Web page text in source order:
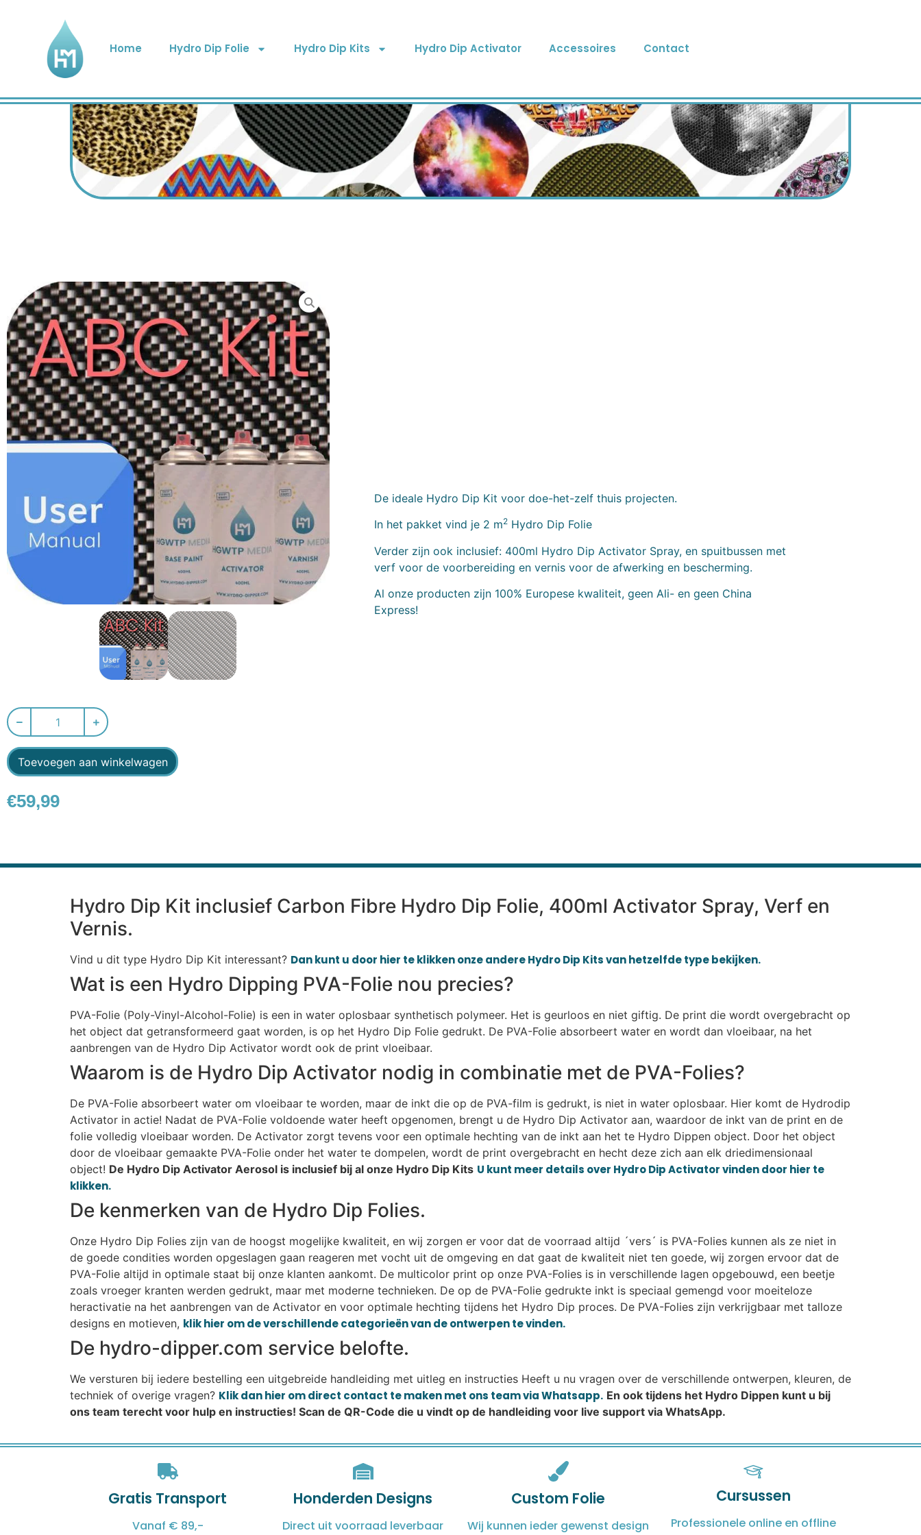
Home Hydro Dip Folie Hydro Dip Kits Hydro Dip Activator Accessoires Contact
Toevoegen aan winkelwagen
€59,99
De ideale Hydro Dip Kit voor doe-het-zelf thuis projecten.
In het pakket vind je 2 m2Hydro Dip Folie
Verder zijn ook inclusief: 400ml Hydro Dip Activator Spray, en spuitbussen met
verf voor de voorbereiding en vernis voor de afwerking en bescherming.
Al onze producten zijn 100% Europese kwaliteit, geen Ali- en geen China
Express!
Hydro Dip Kit inclusief Carbon Fibre Hydro Dip Folie, 400ml Activator Spray, Verf en
Vernis.
Vind u dit type Hydro Dip Kit interessant? Dan kunt u door hier te klikken onze andere Hydro Dip Kits van hetzelfde type bekijken.
Wat is een Hydro Dipping PVA-Folie nou precies?
PVA-Folie (Poly-Vinyl-Alcohol-Folie) is een in water oplosbaar synthetisch polymeer. Het is geurloos en niet giftig. De print die wordt overgebracht op
het object dat getransformeerd gaat worden, is op het Hydro Dip Folie gedrukt. De PVA-Folie absorbeert water en wordt dan vloeibaar, na het
aanbrengen van de Hydro Dip Activator wordt ook de print vloeibaar.
Waarom is de Hydro Dip Activator nodig in combinatie met de PVA-Folies?
De PVA-Folie absorbeert water om vloeibaar te worden, maar de inkt die op de PVA-film is gedrukt, is niet in water oplosbaar. Hier komt de Hydrodip
Activator in actie! Nadat de PVA-Folie voldoende water heeft opgenomen, brengt u de Hydro Dip Activator aan, waardoor de inkt van de print en de
folie volledig vloeibaar worden. De Activator zorgt tevens voor een optimale hechting van de inkt aan het te Hydro Dippen object. Door het object
door de vloeibaar gemaakte PVA-Folie onder het water te dompelen, wordt de print overgebracht en hecht deze zich aan elk driedimensionaal
object! De Hydro Dip Activator Aerosol is inclusief bij al onze Hydro Dip Kits U kunt meer details over Hydro Dip Activator vinden door hier te
klikken.
De kenmerken van de Hydro Dip Folies.
Onze Hydro Dip Folies zijn van de hoogst mogelijke kwaliteit, en wij zorgen er voor dat de voorraad altijd ´vers´ is PVA-Folies kunnen als ze niet in
de goede condities worden opgeslagen gaan reageren met vocht uit de omgeving en dat gaat de kwaliteit niet ten goede, wij zorgen ervoor dat de
PVA-Folie altijd in optimale staat bij onze klanten aankomt. De multicolor print op onze PVA-Folies is in verschillende lagen opgebouwd, een beetje
zoals vroeger kranten werden gedrukt, maar met moderne technieken. De op de PVA-Folie gedrukte inkt is speciaal gemengd voor moeiteloze
heractivatie na het aanbrengen van de Activator en voor optimale hechting tijdens het Hydro Dip proces. De PVA-Folies zijn verkrijgbaar met talloze
designs en motieven, klik hier om de verschillende categorieën van de ontwerpen te vinden.
De hydro-dipper.com service belofte.
We versturen bij iedere bestelling een uitgebreide handleiding met uitleg en instructies Heeft u nu vragen over de verschillende ontwerpen, kleuren, de
techniek of overige vragen? Klik dan hier om direct contact te maken met ons team via Whatsapp. En ook tijdens het Hydro Dippen kunt u bij
ons team terecht voor hulp en instructies! Scan de QR-Code die u vindt op de handleiding voor live support via WhatsApp.
Gratis Transport
Vanaf € 89,-
Honderden Designs
Direct uit voorraad leverbaar
Custom Folie
Wij kunnen ieder gewenst design
Cursussen
Professionele online en offline